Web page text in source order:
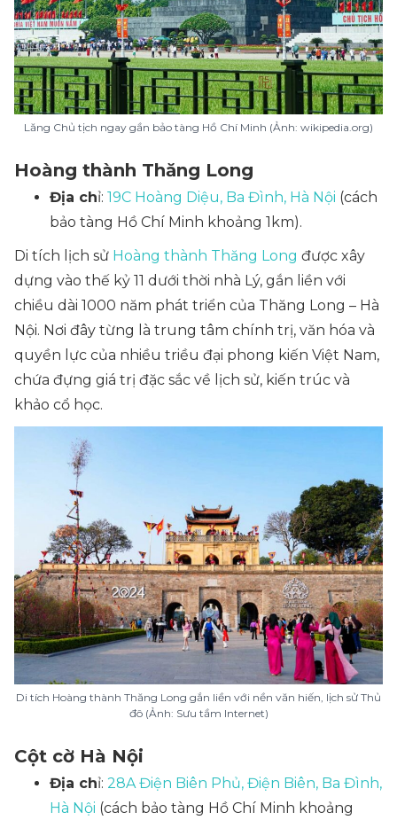
Lăng Chủ tịch ngay gần bảo tàng Hồ Chí Minh (Ảnh: wikipedia.org)
Hoàng thành Thăng Long
Địa chỉ: 19C Hoàng Diệu, Ba Đình, Hà Nội (cách
bảo tàng Hồ Chí Minh khoảng 1km).
Di tích lịch sử Hoàng thành Thăng Long được xây
dựng vào thế kỷ 11 dưới thời nhà Lý, gắn liền với
chiều dài 1000 năm phát triển của Thăng Long – Hà
Nội. Nơi đây từng là trung tâm chính trị, văn hóa và
quyền lực của nhiều triều đại phong kiến Việt Nam,
chứa đựng giá trị đặc sắc về lịch sử, kiến trúc và
khảo cổ học.
Di tích Hoàng thành Thăng Long gắn liền với nền văn hiến, lịch sử Thủ
đô (Ảnh: Sưu tầm Internet)
Cột cờ Hà Nội
Địa chỉ: 28A Điện Biên Phủ, Điện Biên, Ba Đình,
Hà Nội (cách bảo tàng Hồ Chí Minh khoảng